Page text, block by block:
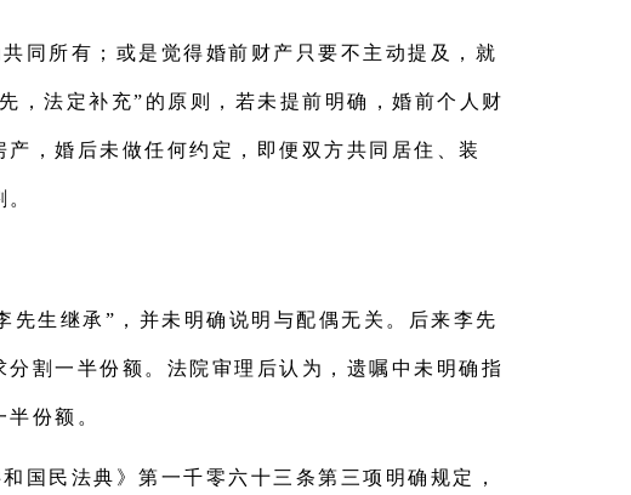
同所有；或是觉得婚前财产只要不主动提及，就
，法定补充”的原则，若未提前明确，婚前个人财
，婚后未做任何约定，即便双方共同居住、装
生继承”，并未明确说明与配偶无关。后来李先
割一半份额。法院审理后认为，遗嘱中未明确指
份额。
国民法典》第一千零六十三条第三项明确规定，